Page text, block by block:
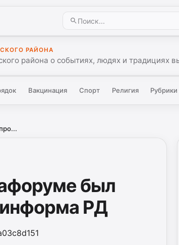
РАЙОНА
района о событиях, людях и традициях
Вакцинация Спорт Религия Рубрики
был
РД